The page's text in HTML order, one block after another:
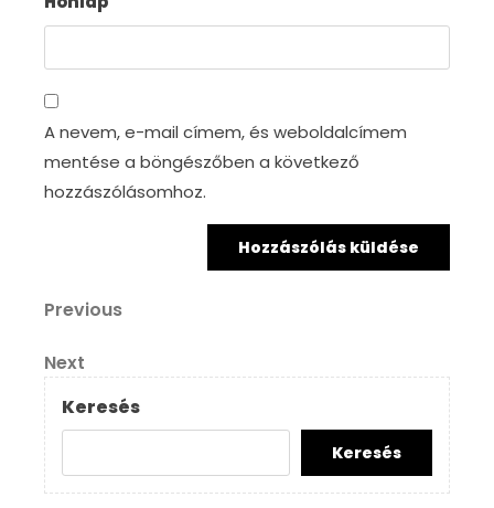
A nevem, e-mail címem, és weboldalcímem
mentése a böngészőben a következő
hozzászólásomhoz.
Bejegyzés
navigáció
Previous
Previous
Next
Post
Next
Keresés
Keresés